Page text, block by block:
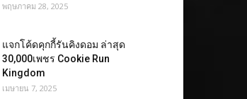
พฤษภาคม 28, 2025
แจกโค้ดคุกกี้รันคิงดอม ล่าสุด
30,000เพชร Cookie Run
Kingdom
เมษายน 7, 2025